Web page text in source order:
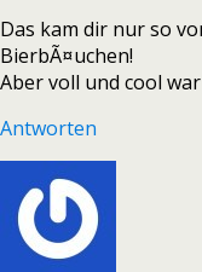
Das kam dir nur so
BierbÃ¤uchen!
Aber voll und cool
Antworten